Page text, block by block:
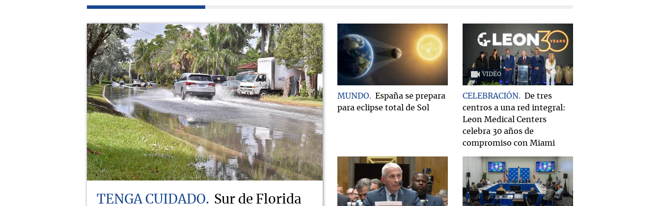
TENGA CUIDADO Sur de Florida
MUNDO
España se prepara
para eclipse total de Sol
VIDEO
CELEBRACIÓN
De tres
centros a una red integral:
Leon Medical Centers
celebra 30 años de
compromiso con Miami